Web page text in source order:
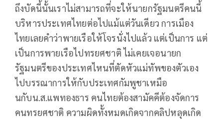
ถึงบัดนี้นั้นเราไม่สามารถที่จะให้นายกรัฐมนตรีคนนี้
บริหารประเทศไทยต่อไปแม้แต่วันเดียว การเมือง
ไทยเลยคำว่าพายเรือให้โจรนั่งไปแล้ว แต่เป็นการ แต่
เป็นการพายเรือไปทรยศชาติ ไม่เคยเจอนายก
รัฐมนตรีของประเทศไหนที่ตัดหัวแม่ทัพของตัวเอง
ไปบรรณาการให้กับประเทศกัมพูชาเหมือ
นกับน.ส.แพทองธาร คนไทยต้องสามัคคีต้องจัดการ
คนทรยศชาติ ความผิดทั้งหมดเกิดจากคลิปหลุดเกิด